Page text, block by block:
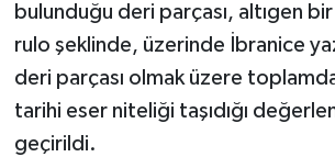
bulunduğu deri parçası, altıgen
rulo şeklinde, üzerinde İbranice
deri parçası olmak üzere
tarihi eser niteliği taşıdığı
geçirildi.